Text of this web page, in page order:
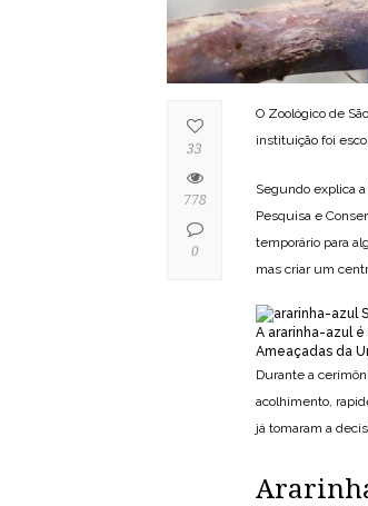
O Zoológico de
instituição foi
Segundo explica
Pesquisa e
temporário para
mas criar um
A ararinha-azul é
Ameaçadas da
Durante a
acolhimento,
já tomaram a
33
778
0